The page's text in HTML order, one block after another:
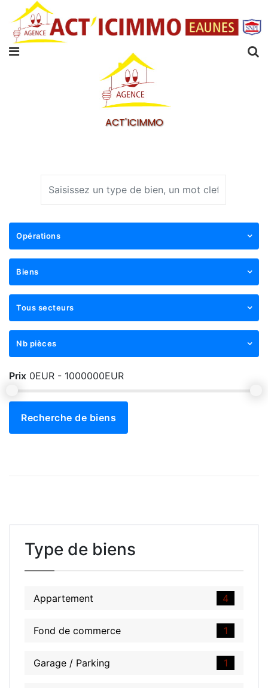
ACT'ICIMMO
Opérations
Biens
Tous secteurs
Nb pièces
Prix 0EUR - 1000000EUR
Recherche de biens
Type de biens
Appartement 4
Fond de commerce 1
Garage / Parking 1